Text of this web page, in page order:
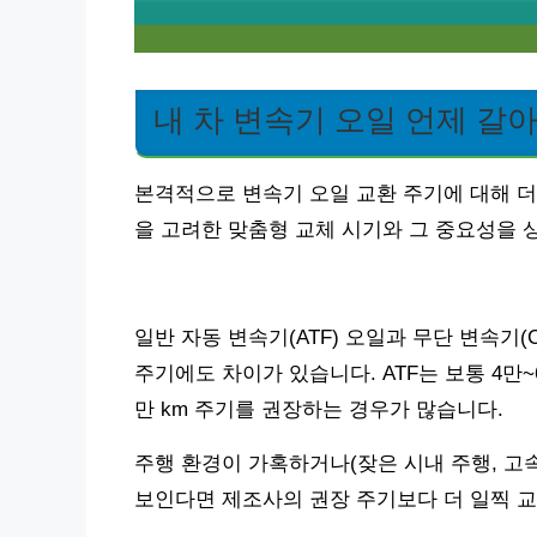
내 차 변속기 오일 언제 갈
본격적으로 변속기 오일 교환 주기에 대해
을 고려한 맞춤형 교체 시기와 그 중요성을
일반 자동 변속기(ATF) 오일과 무단 변속기
주기에도 차이가 있습니다. ATF는 보통 4
만 km 주기를 권장하는 경우가 많습니다.
주행 환경이 가혹하거나(잦은 시내 주행,
보인다면 제조사의 권장 주기보다 더 일찍